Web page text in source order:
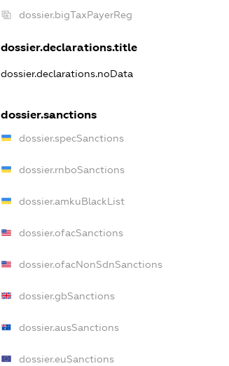
dossier.bigTaxPayerReg
dossier.declarations.title
dossier.declarations.noData
dossier.sanctions
dossier.specSanctions
dossier.rnboSanctions
dossier.amkuBlackList
dossier.ofacSanctions
dossier.ofacNonSdnSanctions
dossier.gbSanctions
dossier.ausSanctions
dossier.euSanctions